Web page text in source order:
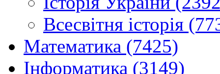
Всесвітня історія
Математика (7425)
Інформатика (3149)